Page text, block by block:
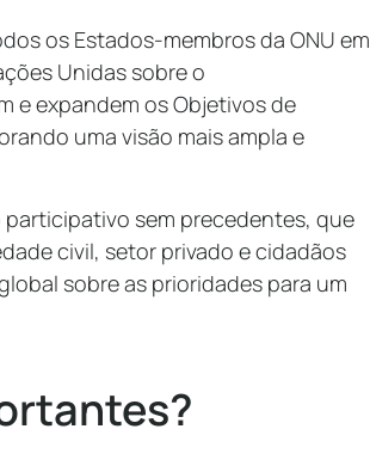
os Estados-membros da ONU em
Unidas sobre o
e expandem os Objetivos de
uma visão mais ampla e
sem precedentes, que
civil, setor privado e cidadãos
sobre as prioridades para um